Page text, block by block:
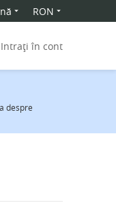
RON
Intrați în cont
despre